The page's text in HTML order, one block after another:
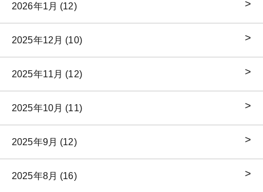
2026年1月 (12)
2025年12月 (10)
2025年11月 (12)
2025年10月 (11)
2025年9月 (12)
2025年8月 (16)